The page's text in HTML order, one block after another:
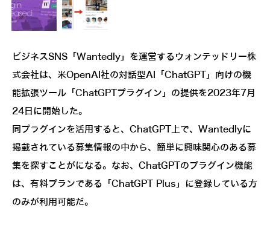
ビジネスSNS「Wantedly」を運営するウォンテッドリー株
式会社は、米OpenAI社の対話型AI「ChatGPT」向けの機
能拡張ツール「ChatGPTプラグイン」の提供を2023年7月
24日に開始した。
同プラグインを活用すると、ChatGPT上で、Wantedlyに
掲載されている募集情報の中から、簡単に興味関心のある募
集を探すことがになる。なお、ChatGPTのプラグイン機能
は、有料プランである「ChatGPT Plus」に登録している方
のみが利用可能だ。